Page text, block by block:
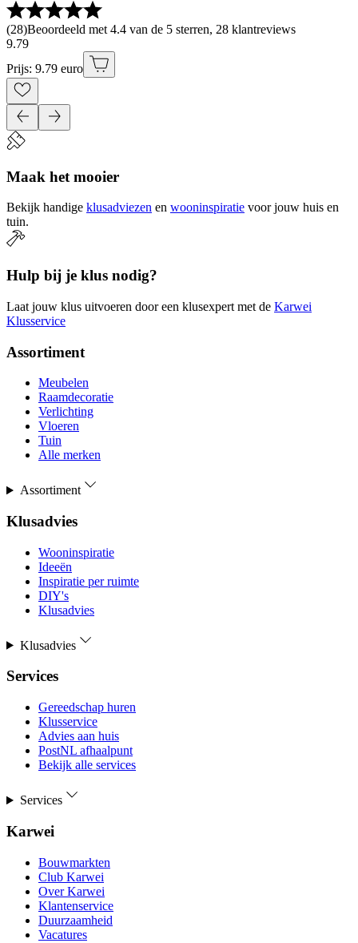
(28)Beoordeeld met 4.4 van de 5 sterren, 28 klantreviews
9.79
Prijs: 9.79 euro
Maak het mooier
Bekijk handige klusadviezen en wooninspiratie voor jouw huis en
tuin.
Hulp bij je klus nodig?
Laat jouw klus uitvoeren door een klusexpert met de Karwei
Klusservice
Assortiment
Meubelen
Raamdecoratie
Verlichting
Vloeren
Tuin
Alle merken
Assortiment
Klusadvies
Wooninspiratie
Ideeën
Inspiratie per ruimte
DIY's
Klusadvies
Klusadvies
Services
Gereedschap huren
Klusservice
Advies aan huis
PostNL afhaalpunt
Bekijk alle services
Services
Karwei
Bouwmarkten
Club Karwei
Over Karwei
Klantenservice
Duurzaamheid
Vacatures